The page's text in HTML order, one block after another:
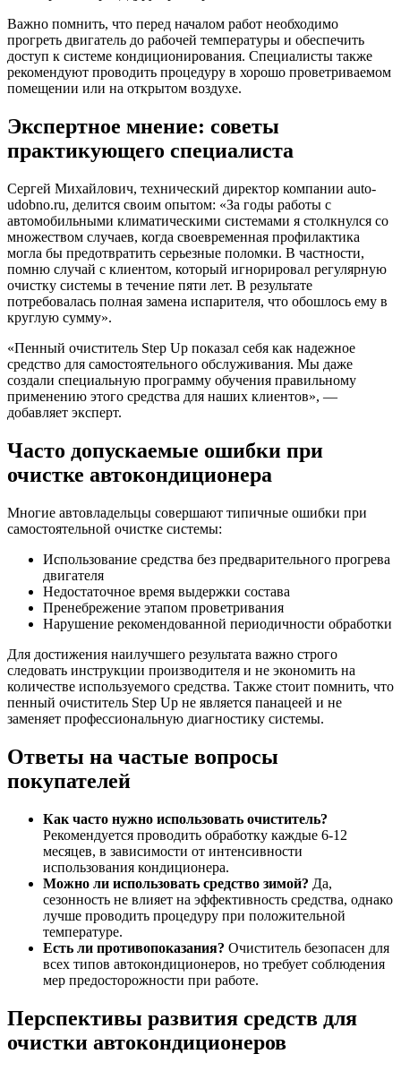
Важно помнить, что перед началом работ необходимо
прогреть двигатель до рабочей температуры и обеспечить
доступ к системе кондиционирования. Специалисты также
рекомендуют проводить процедуру в хорошо проветриваемом
помещении или на открытом воздухе.
Экспертное мнение: советы
практикующего специалиста
Сергей Михайлович, технический директор компании auto-
udobno.ru, делится своим опытом: «За годы работы с
автомобильными климатическими системами я столкнулся со
множеством случаев, когда своевременная профилактика
могла бы предотвратить серьезные поломки. В частности,
помню случай с клиентом, который игнорировал регулярную
очистку системы в течение пяти лет. В результате
потребовалась полная замена испарителя, что обошлось ему в
круглую сумму».
«Пенный очиститель Step Up показал себя как надежное
средство для самостоятельного обслуживания. Мы даже
создали специальную программу обучения правильному
применению этого средства для наших клиентов», —
добавляет эксперт.
Часто допускаемые ошибки при
очистке автокондиционера
Многие автовладельцы совершают типичные ошибки при
самостоятельной очистке системы:
Использование средства без предварительного прогрева
двигателя
Недостаточное время выдержки состава
Пренебрежение этапом проветривания
Нарушение рекомендованной периодичности обработки
Для достижения наилучшего результата важно строго
следовать инструкции производителя и не экономить на
количестве используемого средства. Также стоит помнить, что
пенный очиститель Step Up не является панацеей и не
заменяет профессиональную диагностику системы.
Ответы на частые вопросы
покупателей
Как часто нужно использовать очиститель?
Рекомендуется проводить обработку каждые 6-12
месяцев, в зависимости от интенсивности
использования кондиционера.
Можно ли использовать средство зимой? Да,
сезонность не влияет на эффективность средства, однако
лучше проводить процедуру при положительной
температуре.
Есть ли противопоказания? Очиститель безопасен для
всех типов автокондиционеров, но требует соблюдения
мер предосторожности при работе.
Перспективы развития средств для
очистки автокондиционеров